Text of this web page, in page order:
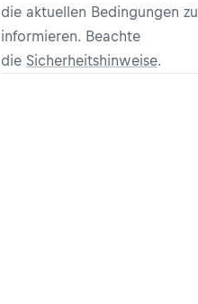
die aktuellen Bedingungen zu
informieren. Beachte
die Sicherheitshinweise.